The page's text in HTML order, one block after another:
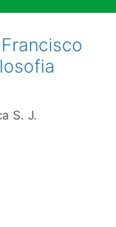
S. J.